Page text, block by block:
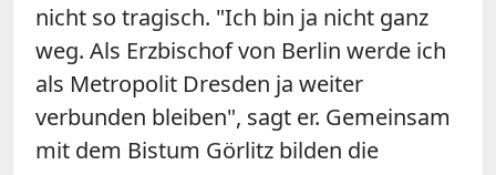
nicht so tragisch. "Ich bin ja nicht ganz
weg. Als Erzbischof von Berlin werde ich
als Metropolit Dresden ja weiter
verbunden bleiben", sagt er. Gemeinsam
mit dem Bistum Görlitz bilden die